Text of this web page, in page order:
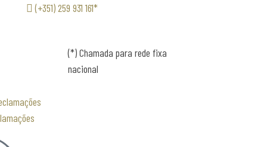
(+351) 259 931 161*
(*) Chamada para rede fixa
nacional